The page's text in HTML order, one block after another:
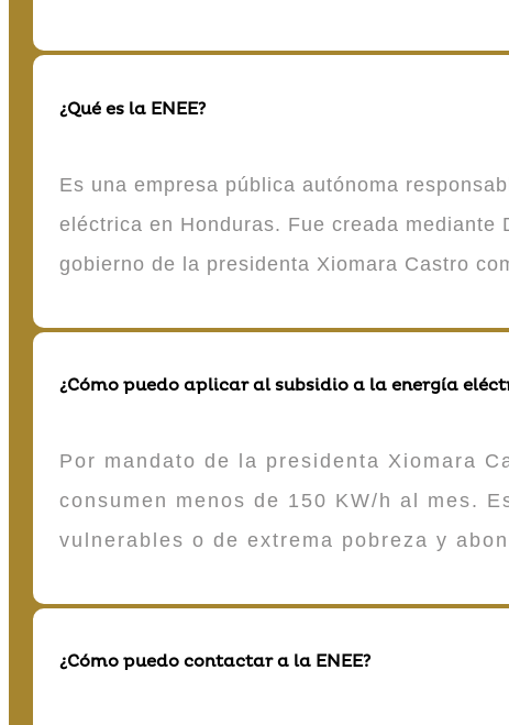
¿Qué es la ENEE?
Es una empresa pública autónoma
eléctrica en Honduras. Fue creada
gobierno de la presidenta Xiomara Castro
¿Cómo puedo aplicar al subsidio a la energía
Por mandato de la presidenta Xiomara
consumen menos de 150 KW/h al mes.
vulnerables o de extrema pobreza y
¿Cómo puedo contactar a la ENEE?